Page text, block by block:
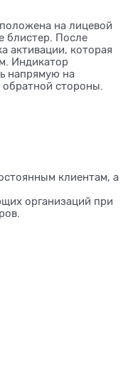
на лицевой
блистер. После
активации, которая
Индикатор
напрямую на
стороны.
клиентам, а
организаций при